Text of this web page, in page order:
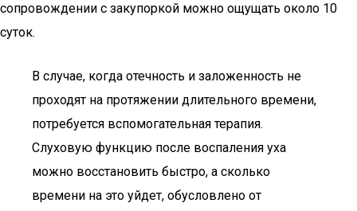
сопровождении с закупоркой можно ощущать около 10
суток.
В случае, когда отечность и заложенность не
проходят на протяжении длительного времени,
потребуется вспомогательная терапия.
Слуховую функцию после воспаления уха
можно восстановить быстро, а сколько
времени на это уйдет, обусловлено от